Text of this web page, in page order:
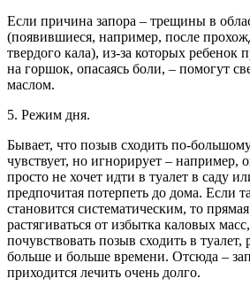
Если причина запора – трещины в
(появившиеся, например, после
твердого кала), из-за которых ребенок
на горшок, опасаясь боли, – помогут
маслом.
5. Режим дня.
Бывает, что позыв сходить по-
чувствует, но игнорирует – например,
просто не хочет идти в туалет в саду
предпочитая потерпеть до дома. Если
становится систематическим, то
растягиваться от избытка каловых
почувствовать позыв сходить в
больше и больше времени. Отсюда –
приходится лечить очень долго.